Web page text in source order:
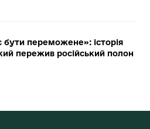
бути переможене»: історія
пережив російський полон